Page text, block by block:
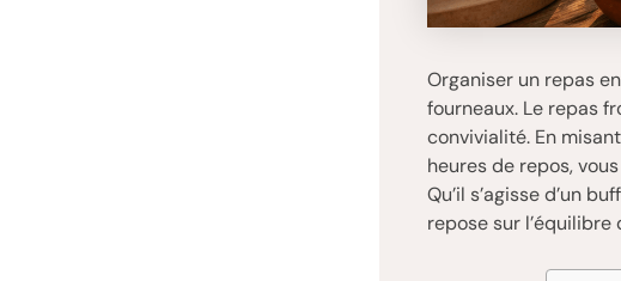
Organiser un repas
fourneaux. Le repas
convivialité. En
heures de repos,
Qu’il s’agisse d’un
repose sur